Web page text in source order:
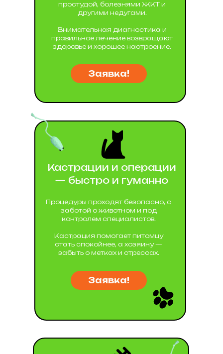
простудой, болезнями ЖКТ и
другими недугами.
Внимательная диагностика и
правильное лечение возвращают
здоровье и хорошее настроение.
Процедуры проходят безопасно, с
заботой о животном и под
контролем специалистов.
Кастрация помогает питомцу
стать спокойнее, а хозяину —
забыть о метках и стрессах.
Кастрации и операции
— быстро и гуманно
Заявка!
Заявка!